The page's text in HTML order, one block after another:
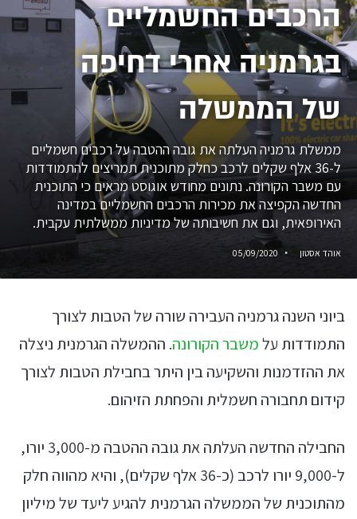
הרכבים החשמליים
בגרמניה אחרי דחיפה
של הממשלה
ממשלת גרמניה העלתה את גובה ההטבה על רכבים חשמליים
ל-36 אלף שקלים לרכב כחלק מתוכנית תמריצים להתמודדות
עם משבר הקורונה. נתונים מחודש אוגוסט מראים כי התוכנית
החדשה הקפיצה את מכירות הרכבים החשמליים במדינה
האירופאית, וגם את חשיבותה של מדיניות ממשלתית עקבית.
אוהד אסטון 05/09/2020
ביוני השנה גרמניה העבירה שורה של הטבות לצורך
התמודדות עלמשבר הקורונה. ההמשלה הגרמנית ניצלה
את ההזדמנות והשקיעה בין היתר בחבילת הטבות לצורך
קידום תחבורה חשמלית והפחתת הזיהום.
החבילה החדשה העלתה את גובה ההטבה מ-3,000 יורו,
ל-9,000 יורו לרכב (כ-36 אלף שקלים), והיא מהווה חלק
מהתוכנית של הממשלה הגרמנית להגיע ליעד של מיליון